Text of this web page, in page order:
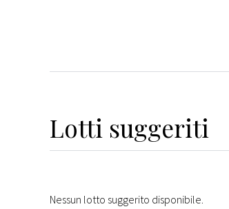
Lotti suggeriti
Nessun lotto suggerito disponibile.